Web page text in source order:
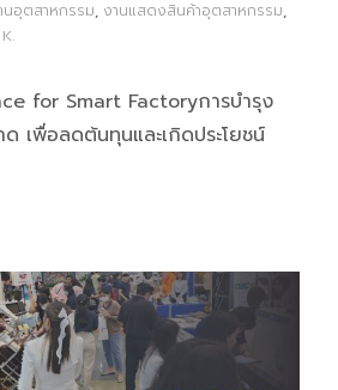
นอุตสาหกรรม งานแสดงสินค้าอุตสาหกรรม
for Smart Factoryการบำรุง
เพื่อลดต้นทุนและเกิดประโยชน์